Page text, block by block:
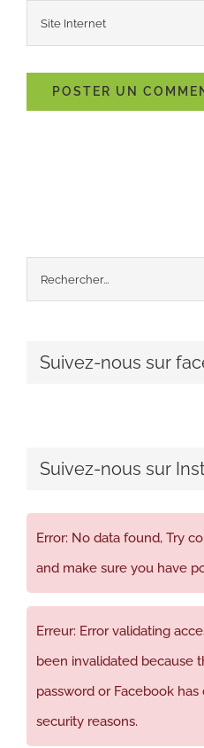
Rechercher:
Suivez-nous sur
Suivez-nous sur
Error: No data found, Try
and make sure you have
Erreur: Error validating
been invalidated because
password or Facebook
security reasons.